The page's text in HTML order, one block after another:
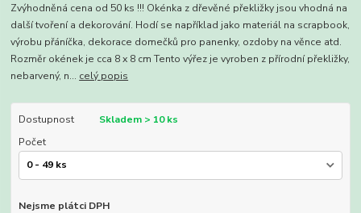
Zvýhodněná cena od 50 ks !!! Okénka z dřevěné překližky jsou vhodná na
další tvoření a dekorování. Hodí se například jako materiál na scrapbook,
výrobu přáníčka, dekorace domečků pro panenky, ozdoby na věnce atd.
Rozměr okének je cca 8 x 8 cm Tento výřez je vyroben z přírodní překližky,
nebarvený, n... celý popis
Dostupnost
Skladem > 10 ks
Počet
Nejsme plátci DPH